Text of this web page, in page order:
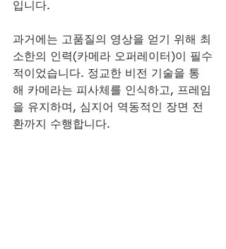
입니다.
과거에는 고품질의 영상을 얻기 위해 최
소한의 인력(카메라 오퍼레이터)이 필수
적이었습니다. 정교한 비전 기술을 통
해 카메라는 피사체를 인식하고, 프레임
을 유지하며, 심지어 역동적인 장면 전
환까지 수행합니다.